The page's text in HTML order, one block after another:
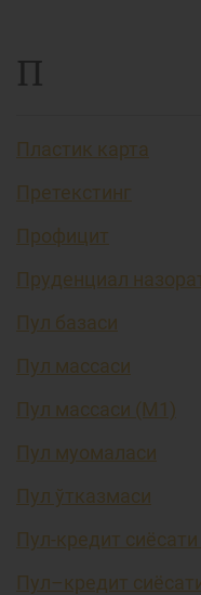
П
Пластик карта
Претекстинг
Профицит
Пруденциал
Пул базаси
Пул массаси
Пул массаси (М1)
Пул муомаласи
Пул ўтказмаси
Пул-кредит
Пул–кредит